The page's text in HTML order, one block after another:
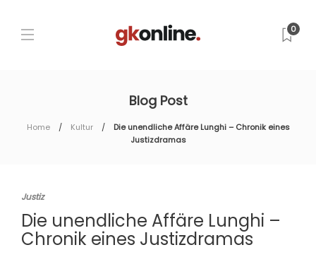
0
Blog Post
Home Kultur
Die unendliche Affäre Lunghi – Chronik eines
Justizdramas
Justiz
Die unendliche Affäre Lunghi –
Chronik eines Justizdramas